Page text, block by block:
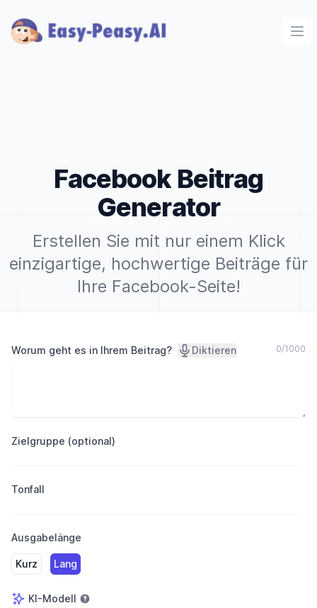
Facebook Beitrag
Generator
Erstellen Sie mit nur einem Klick
einzigartige, hochwertige Beiträge für
Ihre Facebook-Seite!
Worum geht es in Ihrem Beitrag? Diktieren 0/1000
Zielgruppe (optional)
Tonfall
Ausgabelänge
Kurz Lang
KI-Modell